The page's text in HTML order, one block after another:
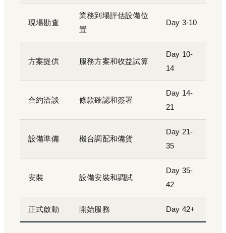
現場勘查
業務到場評估設備位
置
Day 3-10
方案提供 服務方案和收益試算
Day 10-
14
合約洽談 條款確認和簽署
Day 14-
21
設備準備 機台調配和備貨
Day 21-
35
安裝 設備安裝和調試
Day 35-
42
正式啟動 開始服務 Day 42+